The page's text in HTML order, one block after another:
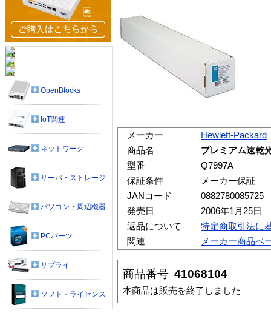
メーカー
Hewlett-Packard
商品名
プレミアム速乾
型番
Q7997A
保証条件
メーカー保証
JANコード
0882780085725
発売日
2006年1月25日
返品について
特定商取引法に
関連
メーカー商品ペ
商品番号 41068104
本商品は販売を終了しました
OpenBlocks
IoT関連
ネットワーク
サーバ・ストレージ
パソコン・周辺機器
PCパーツ
サプライ
ソフト・ライセンス